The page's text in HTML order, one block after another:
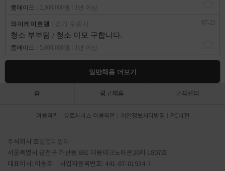
룸메이드 2,300,000원 1년 이상
와이케이호텔 경기 수원시
청소 부부팀 / 청소 이모 구합니다.
룸메이드 5,000,000원 1년 이상
07-21
일반채용 더보기
홈 광고제휴 고객센터
이용약관 유료서비스 이용약관 개인정보처리방침 PC버전
주식회사 호텔업디알티
서울특별시 금천구 가산동 691 대륭테크노타운20차 1807호
대표이사: 이송주
사업자등록번호: 441-87-01934